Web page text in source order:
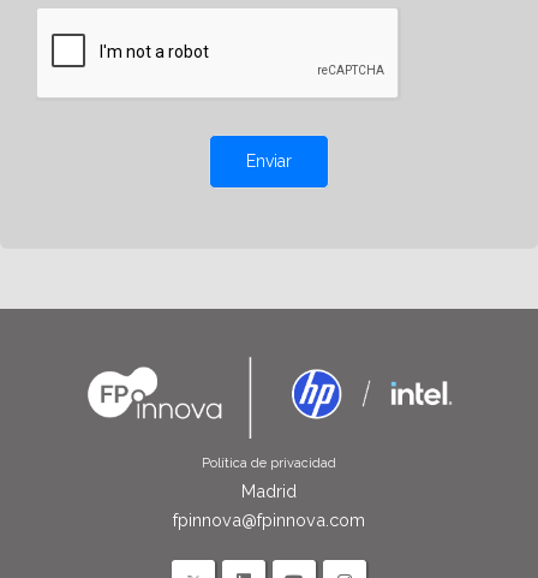
Enviar
Política de privacidad
Madrid
fpinnova@fpinnova.com